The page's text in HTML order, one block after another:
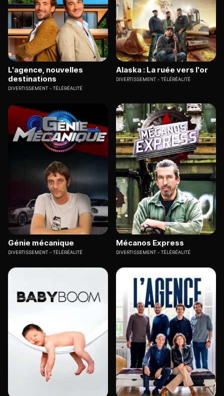
L'agence, nouvelles
destinations
DIVERTISSEMENT TÉLÉRÉALITÉ
Alaska : La ruée vers l'or
DIVERTISSEMENT TÉLÉRÉALITÉ
Génie mécanique
DIVERTISSEMENT TÉLÉRÉALITÉ
Mécanos Express
DIVERTISSEMENT TÉLÉRÉALITÉ